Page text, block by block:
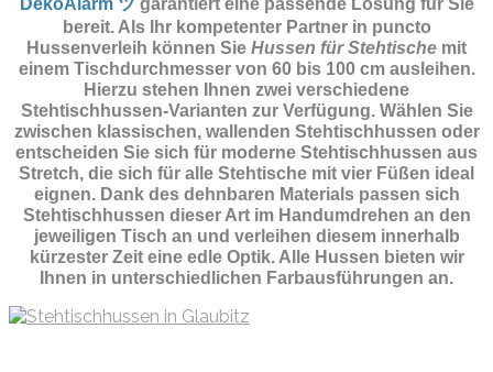
DekoAlarm ツ garantiert eine passende Lösung für Sie
bereit. Als Ihr kompetenter Partner in puncto
Hussenverleih können Sie Hussen für Stehtische mit
einem Tischdurchmesser von 60 bis 100 cm ausleihen.
Hierzu stehen Ihnen zwei verschiedene
Stehtischhussen-Varianten zur Verfügung. Wählen Sie
zwischen klassischen, wallenden Stehtischhussen oder
entscheiden Sie sich für moderne Stehtischhussen aus
Stretch, die sich für alle Stehtische mit vier Füßen ideal
eignen. Dank des dehnbaren Materials passen sich
Stehtischhussen dieser Art im Handumdrehen an den
jeweiligen Tisch an und verleihen diesem innerhalb
kürzester Zeit eine edle Optik. Alle Hussen bieten wir
Ihnen in unterschiedlichen Farbausführungen an.